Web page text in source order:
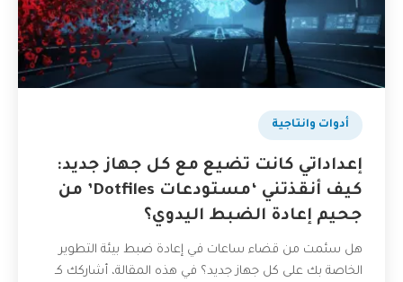
أدوات وانتاجية
إعداداتي كانت تضيع مع كل جهاز جديد:
كيف أنقذتني ‘مستودعات Dotfiles’ من
جحيم إعادة الضبط اليدوي؟
هل سئمت من قضاء ساعات في إعادة ضبط بيئة التطوير
الخاصة بك على كل جهاز جديد؟ في هذه المقالة، أشاركك كـ